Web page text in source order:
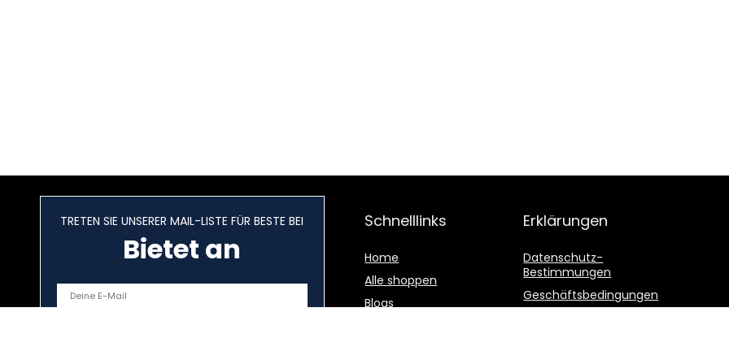
TRETEN SIE UNSERER MAIL-LISTE FÜR BESTE BEI
Bietet an
Schnelllinks
Home
Alle shoppen
Blogs
Erklärungen
Datenschutz-
Bestimmungen
Geschäftsbedingungen